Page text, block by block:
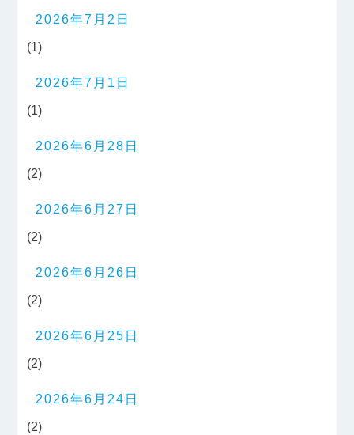
2026年7月2日
(1)
2026年7月1日
(1)
2026年6月28日
(2)
2026年6月27日
(2)
2026年6月26日
(2)
2026年6月25日
(2)
2026年6月24日
(2)